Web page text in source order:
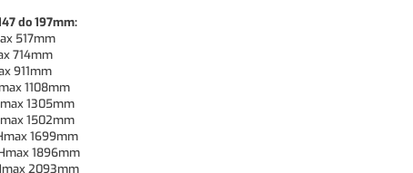
do 197mm:
517mm
714mm
911mm
1108mm
1305mm
1502mm
1699mm
1896mm
2093mm